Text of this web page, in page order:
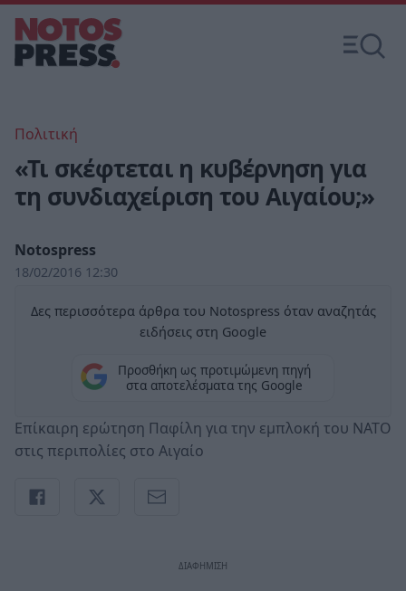
Πολιτική
«Τι σκέφτεται η κυβέρνηση για
τη συνδιαχείριση του Αιγαίου;»
Notospress
18/02/2016 12:30
Δες περισσότερα άρθρα του Notospress όταν αναζητάς
ειδήσεις στη Google
Προσθήκη ως προτιμώμενη πηγή
στα αποτελέσματα της Google
Επίκαιρη ερώτηση Παφίλη για την εμπλοκή του ΝΑΤΟ
στις περιπολίες στο Αιγαίο